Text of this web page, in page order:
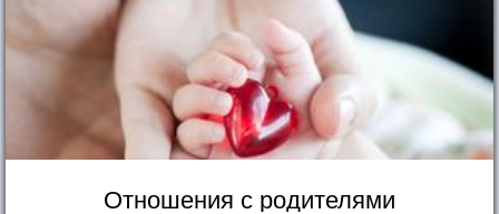
Отношения с родителями